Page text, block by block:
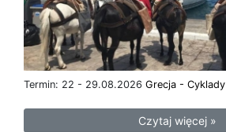
Termin: 22 - 29.08.2026 Grecja - Cyklady
Czytaj więcej »